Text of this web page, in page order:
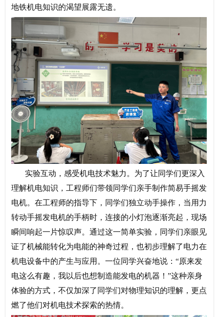
地铁机电知识的渴望展露无遗。
实验互动，感受机电技术魅力。 为了让同学们更深入
理解机电知识，工程师们带领同学们亲手制作简易手摇发
电机。在工程师的指导下，同学们独立动手操作，当用力
转动手摇发电机的手柄时，连接的小灯泡逐渐亮起，现场
瞬间响起一片惊叹声。通过这一简单实验，同学们亲眼见
证了机械能转化为电能的神奇过程，也初步理解了电力在
机电设备中的产生与应用。一位同学兴奋地说：“原来发
电这么有趣，我以后也想制造能发电的机器！”这种亲身
体验的方式，不仅加深了同学们对物理知识的理解，更点
燃了他们对机电技术探索的热情。